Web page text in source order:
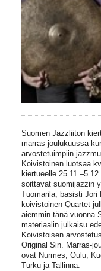
Suomen Jazzliiton
marras-joulukuussa
arvostetuimpiin
Koivistoinen luotsaa
kiertueelle
soittavat suomijazzin
Tuomarila, basisti Jori
koivistoinen Quartet
aiemmin tänä vuonna
materiaalin julkaisu
Koivistoisen
Original Sin. Marras-
ovat Nurmes, Oulu,
Turku ja Tallinna.